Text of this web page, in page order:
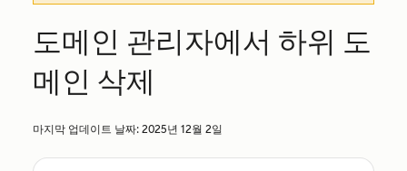
도메인 관리자에서 하위 도
메인 삭제
마지막 업데이트 날짜: 2025년 12월 2일